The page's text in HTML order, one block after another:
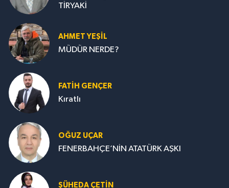
TİRYAKİ
AHMET YEŞİL
MÜDÜR NERDE?
FATIH GENÇER
Kıratlı
OĞUZ UÇAR
FENERBAHÇE’NİN ATATÜRK AŞKI
ŞÜHEDA ÇETİN